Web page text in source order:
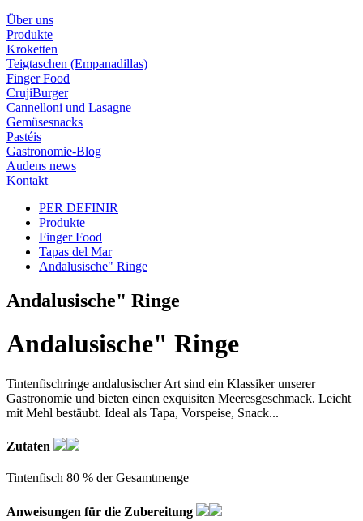
Über uns
Produkte
Kroketten
Teigtaschen (Empanadillas)
Finger Food
CrujiBurger
Cannelloni und Lasagne
Gemüsesnacks
Pastéis
Gastronomie-Blog
Audens news
Kontakt
PER DEFINIR
Produkte
Finger Food
Tapas del Mar
Andalusische" Ringe
Andalusische" Ringe
Andalusische" Ringe
Tintenfischringe andalusischer Art sind ein Klassiker unserer
Gastronomie und bieten einen exquisiten Meeresgeschmack. Leicht
mit Mehl bestäubt. Ideal als Tapa, Vorspeise, Snack...
Zutaten
Tintenfisch 80 % der Gesamtmenge
Anweisungen für die Zubereitung